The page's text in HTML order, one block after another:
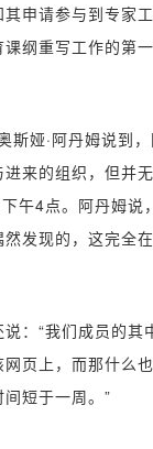
申请参与到专家
纲重写工作的第一
斯娅·阿丹姆说到
来的组织，但并
午4点。阿丹姆说
然发现的，这完全在
： “我们成员的其
页上，而那什么
间短于一周。”